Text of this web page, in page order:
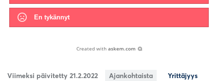
En tykännyt
Created with askem.com
Viimeksi päivitetty 21.2.2022 Ajankohtaista Yrittäjyys